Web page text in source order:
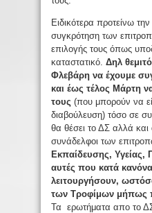
Ειδικότερα προτείνω
συγκρότηση των
επιλογής τους όπως
καταστατικό. Δηλ
Φλεβάρη να έχουμε
και έως τέλος Μάρτη
τους (που μπορούν να
διαβούλευση) τόσο σε
θα θέσει το ΔΣ αλλά και
συνάδελφοι των
Εκπαίδευσης, Υγείας,
αυτές που κατά
λειτουργήσουν,
των Τροφίμων μήπως
Τα ερωτήματα απο το